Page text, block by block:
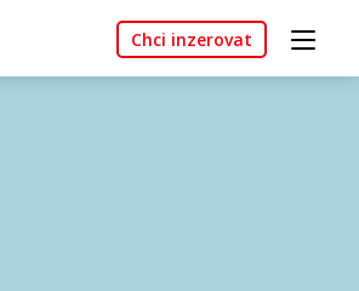
Chci inzerovat